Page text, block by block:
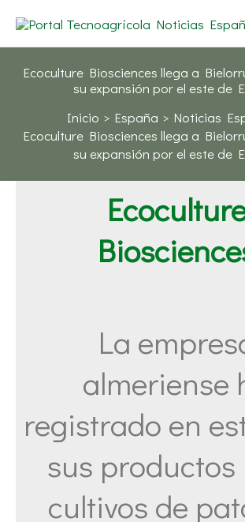
contenido
Ecoculture Biosciences llega a
su expansión por el este de
Inicio
España
Noticias
Ecoculture Biosciences llega a
su expansión por el este de
La
almeriense
registrado en
sus
cultivos de